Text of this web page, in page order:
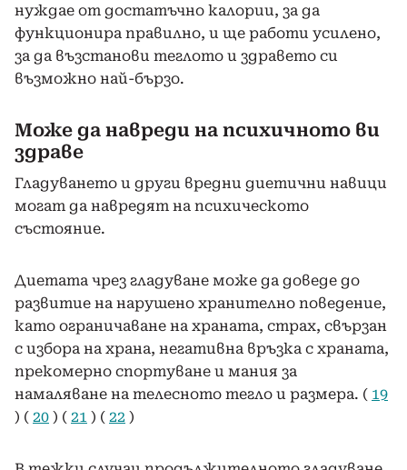
нуждае от достатъчно калории, за да
функционира правилно, и ще работи усилено,
за да възстанови теглото и здравето си
възможно най-бързо.
Може да навреди на психичното ви
здраве
Гладуването и други вредни диетични навици
могат да навредят на психическото
състояние.
Диетата чрез гладуване може да доведе до
развитие на нарушено хранително поведение,
като ограничаване на храната, страх, свързан
с избора на храна, негативна връзка с храната,
прекомерно спортуване и мания за
намаляване на телесното тегло и размера. ( 19
) ( 20 ) ( 21 ) ( 22 )